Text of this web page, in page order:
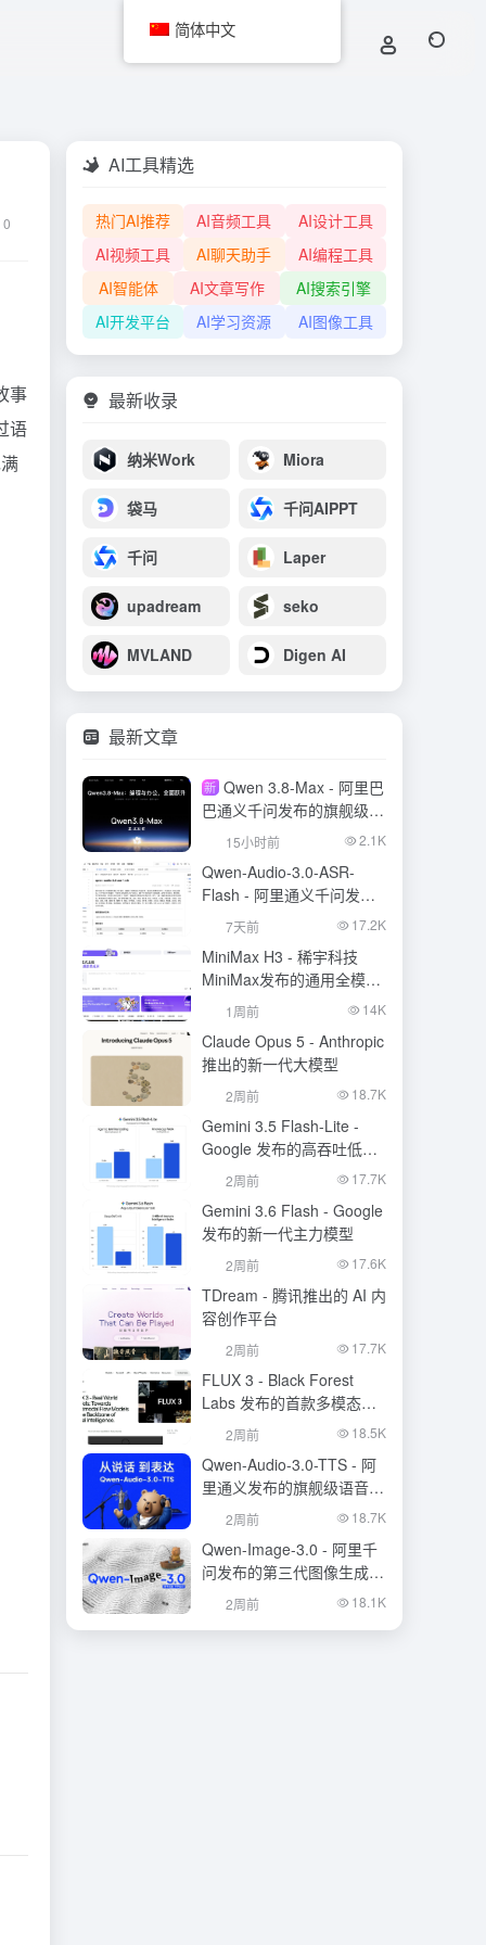
0
事
语
AI工具精选
热门AI推荐 AI音频工具
AI设计工具
AI视频工具
AI聊天助手
AI编程工具
AI智能体
AI文章写作
AI搜索引擎
AI开发平台
AI学习资源 AI图像工具
最新收录
纳米Work Miora
袋马 千问AIPPT
千问 Laper
upadream seko
MVLAND Digen AI
最新文章
新 Qwen 3.8-Max - 阿里巴
巴通义千问发布的旗舰级大
模型15小时前 2.1K
Qwen-Audio-3.0-ASR-
Flash - 阿里通义千问发布
的语音识别大模型
7天前 17.2K
MiniMax H3 - 稀宇科技
MiniMax发布的通用全模态
生成模型
1周前 14K
Claude Opus 5 - Anthropic
推出的新一代大模型
2周前 18.7K
Gemini 3.5 Flash-Lite -
Google 发布的高吞吐低成
本模型
2周前 17.7K
Gemini 3.6 Flash - Google
发布的新一代主力模型
2周前 17.6K
TDream - 腾讯推出的 AI 内
容创作平台
2周前 17.7K
FLUX 3 - Black Forest
Labs 发布的首款多模态基
础模型
2周前 18.5K
Qwen-Audio-3.0-TTS - 阿
里通义发布的旗舰级语音合
成大模型
2周前 18.7K
Qwen-Image-3.0 - 阿里千
问发布的第三代图像生成基
础模型
2周前 18.1K
简体中文